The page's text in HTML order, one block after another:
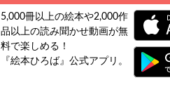
5,000冊以上の絵本や2,000作
品以上の読み聞かせ動画が無
料で楽しめる！
『絵本ひろば』公式アプリ。